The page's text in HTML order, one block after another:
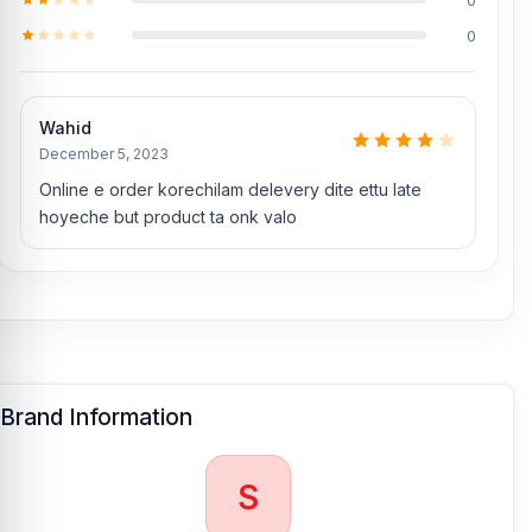
0
Wahid
December 5, 2023
Online e order korechilam delevery dite ettu late
hoyeche but product ta onk valo
Brand Information
S